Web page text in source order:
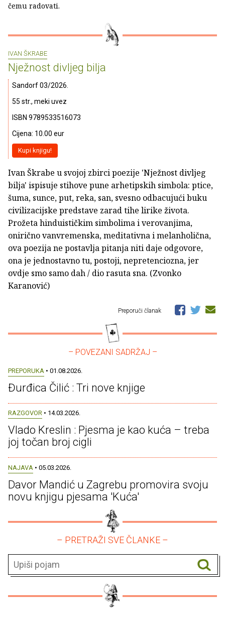
čemu radovati.
IVAN ŠKRABE
Nježnost divljeg bilja
Sandorf 03/2026.
55 str., meki uvez
ISBN 9789533516073
Cijena: 10.00 eur
Kupi knjigu!
Ivan Škrabe u svojoj zbirci poezije 'Nježnost divljeg
bilja' ispisuje stihove pune arhetipskih simbola: ptice,
šuma, sunce, put, reka, san, svesno odbacujući buku
civilizacijske predstave zarad tihe lirike života.
Prožeta hinduističkim simbolima i verovanjima,
onirično vanvremenska, meditativna i melanholična,
ova poezija ne postavlja pitanja niti daje odgovore,
ona je jednostavno tu, postoji, nepretenciozna, jer
ovdje smo samo dah / dio rasuta sna. (Zvonko
Karanović)
Preporuči članak
– POVEZANI SADRŽAJ –
PREPORUKA • 01.08.2026.
Đurđica Čilić : Tri nove knjige
RAZGOVOR • 14.03.2026.
Vlado Kreslin : Pjesma je kao kuća – treba
joj točan broj cigli
NAJAVA • 05.03.2026.
Davor Mandić u Zagrebu promovira svoju
novu knjigu pjesama 'Kuća'
– PRETRAŽI SVE ČLANKE –